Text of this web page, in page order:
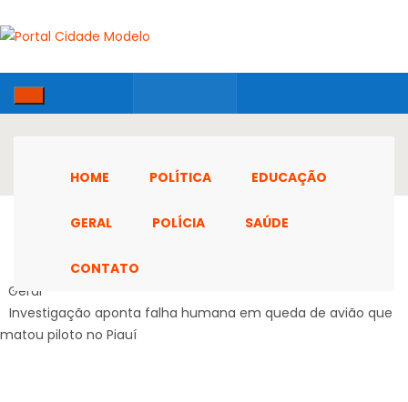
HOME POLÍTICA EDUCAÇÃO
GERAL POLÍCIA SAÚDE
CONTATO
Geral
Investigação aponta falha humana em queda de avião que
matou piloto no Piauí